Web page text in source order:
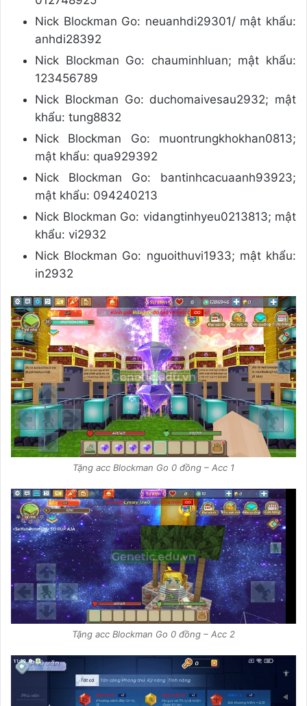
Nick Blockman Go: neuanhdi29301/ mật khẩu:
anhdi28392
Nick Blockman Go: chauminhluan; mật khẩu:
123456789
Nick Blockman Go: duchomaivesau2932; mật
khẩu: tung8832
Nick Blockman Go: muontrungkhokhan0813;
mật khẩu: qua929392
Nick Blockman Go: bantinhcacuaanh93923;
mật khẩu: 094240213
Nick Blockman Go: vidangtinhyeu0213813; mật
khẩu: vi2932
Nick Blockman Go: nguoithuvi1933; mật khẩu:
in2932
Tặng acc Blockman Go 0 đồng – Acc 1
Tặng acc Blockman Go 0 đồng – Acc 2